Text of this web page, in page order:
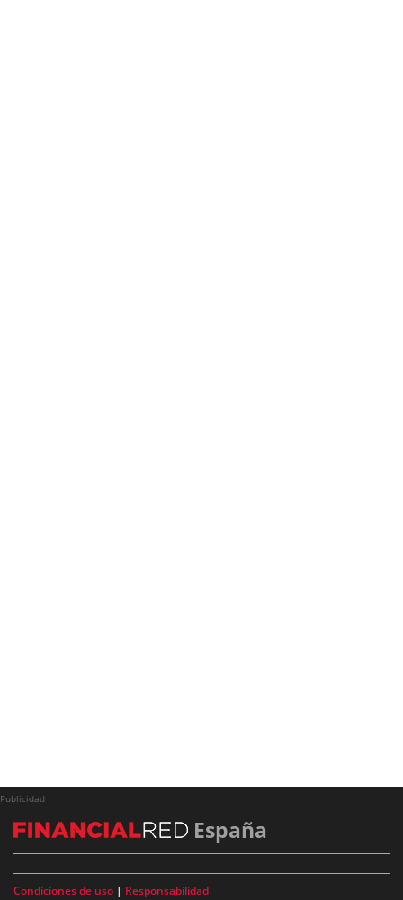
Publicidad
España
Condiciones de uso | Responsabilidad